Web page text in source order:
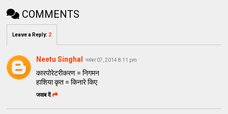
COMMENTS
Leave a Reply: 2
Neetu Singhal नवंबर 07, 2014 8:11 pm
कारपोरेटरीकरण = निगमन
हाशिया कृत = किनारे किए
जवाब दें